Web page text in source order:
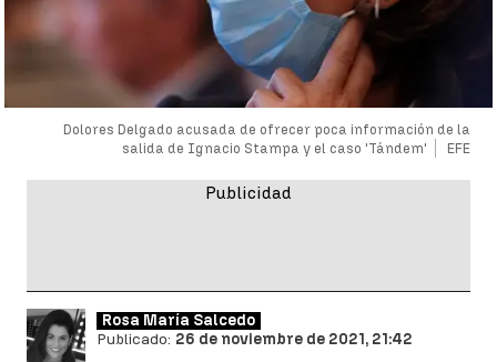
Dolores Delgado acusada de ofrecer poca información de la
salida de Ignacio Stampa y el caso 'Tándem'
EFE
Rosa María Salcedo
Publicado: 26 de noviembre de 2021, 21:42